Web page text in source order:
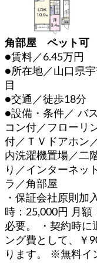
角部屋 ペット可
●賃料／6.45万円
●所在地／山口県宇
目
●交通／徒歩18分
●設備・条件／ バ
コン付／フローリ
付／ＴＶドアホン
内洗濯機置場／二
り／インターネッ
ラ／角部屋
・保証会社原則加
時：25,000円 月額
必要。 ・契約時に
ング費として、￥
ります。 ※無料イ